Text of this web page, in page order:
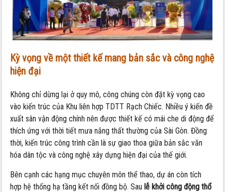
Kỳ vọng về một thiết kế mang bản sắc và công nghệ
hiện đại
Không chỉ dừng lại ở quy mô, công chúng còn đặt kỳ vọng cao
vào kiến trúc của Khu liên hợp TDTT Rạch Chiếc. Nhiều ý kiến đề
xuất sân vận động chính nên được thiết kế có mái che di động để
thích ứng với thời tiết mưa nắng thất thường của Sài Gòn. Đồng
thời, kiến trúc công trình cần là sự giao thoa giữa bản sắc văn
hóa dân tộc và công nghệ xây dựng hiện đại của thế giới.
Bên cạnh các hạng mục chuyên môn thể thao, dự án còn tích
hợp hệ thống hạ tầng kết nối đồng bộ. Sau lễ khởi công động thổ